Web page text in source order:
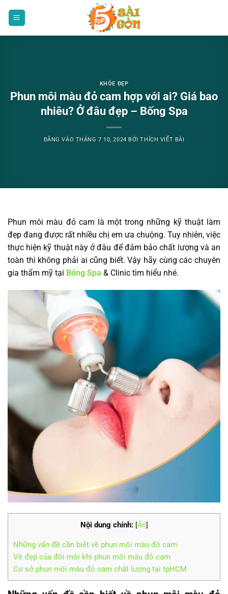
KHỎE ĐẸP
Phun môi màu đỏ cam hợp với ai? Giá bao
nhiêu? Ở đâu đẹp – Bống Spa
ĐĂNG VÀO THÁNG 7 10, 2024 BỞITHÍCH VIẾT BÀI
Phun môi màu đỏ cam là một trong những kỹ thuật làm
đẹp đang được rất nhiều chị em ưa chuộng. Tuy nhiên, việc
thực hiện kỹ thuật này ở đâu để đảm bảo chất lượng và an
toàn thì không phải ai cũng biết. Vậy hãy cùng các chuyên
gia thẩm mỹ tại Bống Spa & Clinic tìm hiểu nhé.
Nội dung chính: [Ẩn]
Những vấn đề cần biết về phun môi màu đỏ cam
Vẻ đẹp của đôi môi khi phun môi màu đỏ cam
Cơ sở phun môi màu đỏ cam chất lượng tại tpHCM